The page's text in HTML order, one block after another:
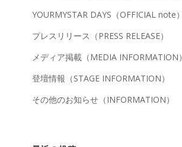
YOURMYSTAR DAYS（OFFICIAL note）
プレスリリース（PRESS RELEASE）
メディア掲載（MEDIA INFORMATION）
登壇情報（STAGE INFORMATION）
その他のお知らせ（INFORMATION）